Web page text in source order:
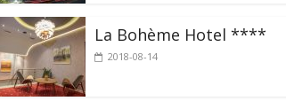
La Bohème Hotel ****
2018-08-14